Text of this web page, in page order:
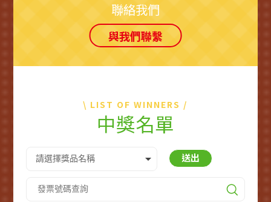
聯絡我們
與我們聯繫
\ LIST OF WINNERS /
中獎名單
送出